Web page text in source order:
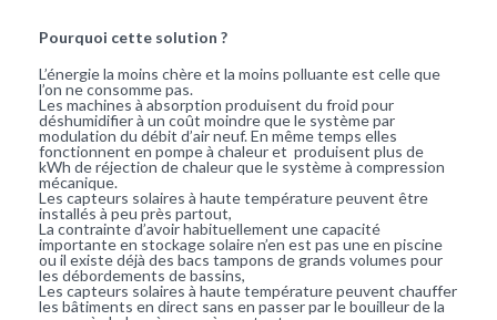
Pourquoi cette solution ?
L’énergie la moins chère et la moins polluante est celle que
l’on ne consomme pas.
Les machines à absorption produisent du froid pour
déshumidifier à un coût moindre que le système par
modulation du débit d’air neuf. En même temps elles
fonctionnent en pompe à chaleur et produisent plus de
kWh de réjection de chaleur que le système à compression
mécanique.
Les capteurs solaires à haute température peuvent être
installés à peu près partout,
La contrainte d’avoir habituellement une capacité
importante en stockage solaire n’en est pas une en piscine
ou il existe déjà des bacs tampons de grands volumes pour
les débordements de bassins,
Les capteurs solaires à haute température peuvent chauffer
les bâtiments en direct sans en passer par le bouilleur de la